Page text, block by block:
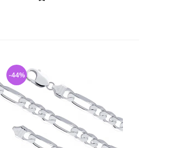
-44%